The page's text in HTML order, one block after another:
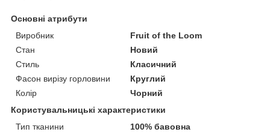
Основні атрибути
Виробник
Fruit of the Loom
Стан
Новий
Стиль
Класичний
Фасон вирізу горловини
Круглий
Колір
Чорний
Користувальницькі характеристики
Тип тканини
100% бавовна